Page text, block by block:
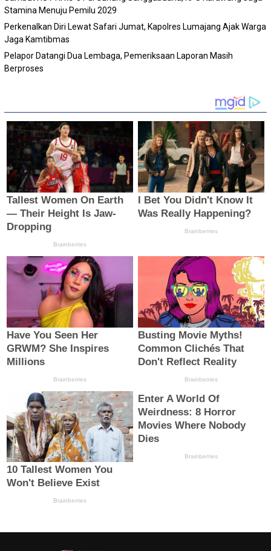
Stamina Menuju Pemilu 2029
Perkenalkan Diri Lewat Safari Jumat, Kapolres Lumajang Ajak Warga
Jaga Kamtibmas
Pelapor Datangi Dua Lembaga, Pemeriksaan Laporan Masih
Berproses